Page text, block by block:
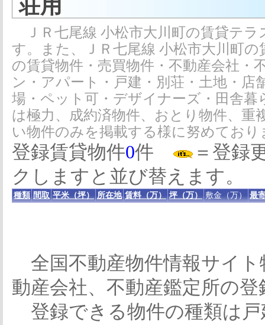
荘用
ＪＲ七尾線 小松市大川町の賃貸テ
す。また、ＪＲ七尾線 小松市大川町
の賃貸物件・売買物件・不動産会社・
ン・アパート・戸建・別荘・土地・
場・ペット可・デザイナーズ・田舎
は極力、成約済物件、おとり物件、
い物件のみを掲載する様に努めており
登録賃貸物件0件
＝登録
クしますと並び替えます。
種類 間取 平米（坪） 所在地 賃料（万） 坪（万） 敷金（万） 最
全国不動産物件情報サイト
動産会社、不動産鑑定所の
登録できる物件の種類は